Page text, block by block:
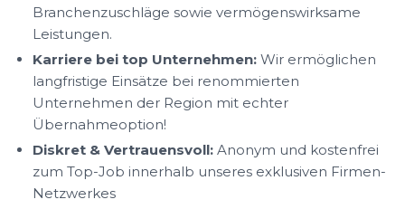
Branchenzuschläge sowie vermögenswirksame
Leistungen.
Karriere bei top Unternehmen: Wir ermöglichen
langfristige Einsätze bei renommierten
Unternehmen der Region mit echter
Übernahmeoption!
Diskret & Vertrauensvoll: Anonym und kostenfrei
zum Top-Job innerhalb unseres exklusiven Firmen-
Netzwerkes